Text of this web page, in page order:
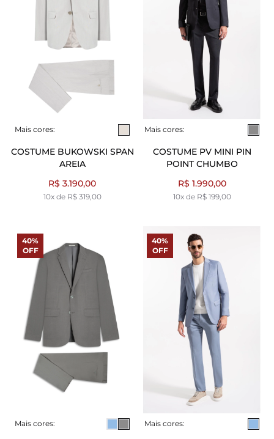
Mais cores:
COSTUME BUKOWSKI SPAN
AREIA
R$ 3.190,00
10x de R$ 319,00
Mais cores:
COSTUME PV MINI PIN
POINT CHUMBO
R$ 1.990,00
10x de R$ 199,00
Mais cores:
40%
OFF
Mais cores:
40%
OFF